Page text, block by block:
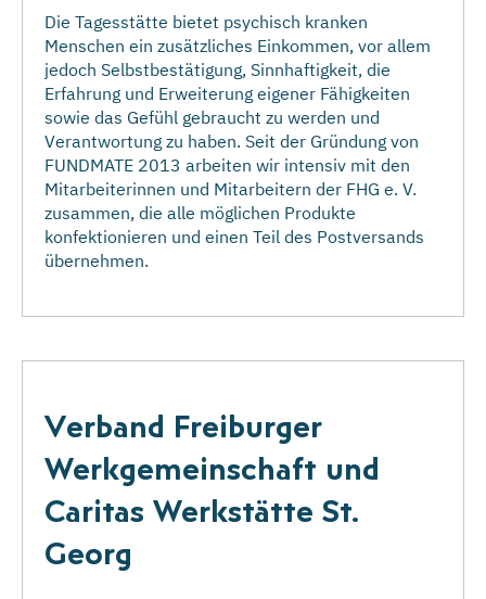
Die Tagesstätte bietet psychisch kranken
Menschen ein zusätzliches Einkommen, vor allem
jedoch Selbstbestätigung, Sinnhaftigkeit, die
Erfahrung und Erweiterung eigener Fähigkeiten
sowie das Gefühl gebraucht zu werden und
Verantwortung zu haben. Seit der Gründung von
FUNDMATE 2013 arbeiten wir intensiv mit den
Mitarbeiterinnen und Mitarbeitern der FHG e. V.
zusammen, die alle möglichen Produkte
konfektionieren und einen Teil des Postversands
übernehmen.
Verband Freiburger
Werkgemeinschaft und
Caritas Werkstätte St.
Georg